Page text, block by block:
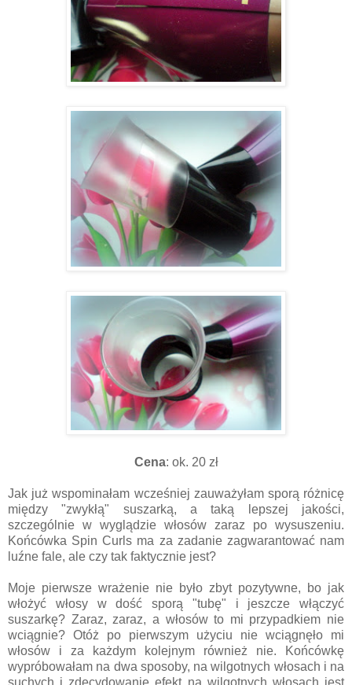
Cena: ok. 20 zł
Jak już wspominałam wcześniej zauważyłam sporą różnicę
między "zwykłą" suszarką, a taką lepszej jakości,
szczególnie w wyglądzie włosów zaraz po wysuszeniu.
Końcówka Spin Curls ma za zadanie zagwarantować nam
luźne fale, ale czy tak faktycznie jest?
Moje pierwsze wrażenie nie było zbyt pozytywne, bo jak
włożyć włosy w dość sporą "tubę" i jeszcze włączyć
suszarkę? Zaraz, zaraz, a włosów to mi przypadkiem nie
wciągnie? Otóż po pierwszym użyciu nie wciągnęło mi
włosów i za każdym kolejnym również nie. Końcówkę
wypróbowałam na dwa sposoby, na wilgotnych włosach i na